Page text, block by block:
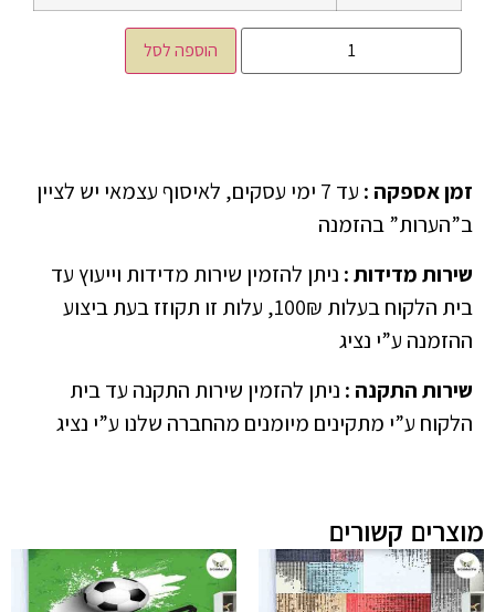
הוספה לסל
זמן אספקה :
עד 7 ימי עסקים, לאיסוף עצמאי יש לציין
ב”הערות” בהזמנה
שירות מדידות: ניתן להזמין שירות מדידות וייעוץ עד
בית הלקוח בעלות 100₪, עלות זו תקוזז בעת ביצוע
ההזמנה ע”י נציג
שירות התקנה : ניתן להזמין שירות התקנה עד בית
הלקוח ע”י מתקינים מיומנים מהחברה שלנו ע”י נציג
מוצרים קשורים